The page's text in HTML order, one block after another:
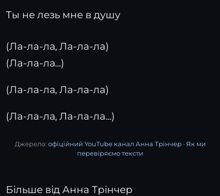
Ты не лезь мне в душу
(Ла-ла-ла, Ла-ла-ла)
(Ла-ла-ла...)
(Ла-ла-ла, Ла-ла-ла)
(Ла-ла-ла, Ла-ла-ла...)
Джерело: офіційний YouTube канал Анна Трінчер· Як ми
перевіряємо тексти
Більше від Анна Трінчер